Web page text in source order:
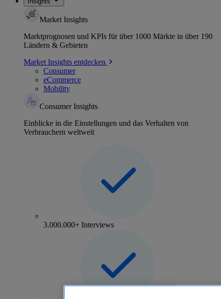
Market Insights
Marktprognosen und KPIs für über 1000 Märkte in über 190
Ländern & Gebieten
Market Insights entdecken
Consumer
eCommerce
Mobility
Consumer Insights
Einblicke in die Einstellungen und das Verhalten von
Verbrauchern weltweit
3.000.000+ Interviews